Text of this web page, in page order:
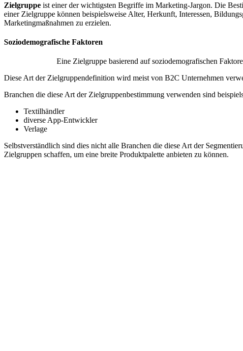
Zielgruppe ist einer der wichtigsten Begriffe im Marketing-Jargon. Die
einer Zielgruppe können beispielsweise Alter, Herkunft, Interessen,
Marketingmaßnahmen zu erzielen.
Soziodemografische Faktoren
Eine Zielgruppe basierend auf soziodemografischen
Diese Art der Zielgruppendefinition wird meist von B2C Unternehmen
Branchen die diese Art der Zielgruppenbestimmung verwenden sind
Textilhändler
diverse App-Entwickler
Verlage
Selbstverständlich sind dies nicht alle Branchen die diese Art der
Zielgruppen schaffen, um eine breite Produktpalette anbieten zu können.